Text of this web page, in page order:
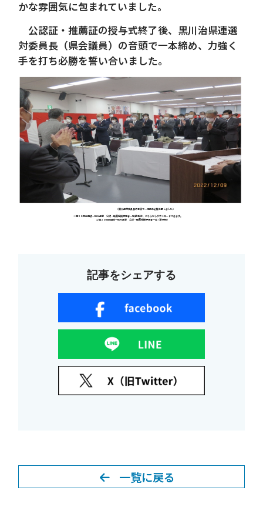
かな雰囲気に包まれていました。
公認証・推薦証の授与式終了後、黒川治県連選
対委員長（県会議員）の音頭で一本締め、力強く
手を打ち必勝を誓い合いました。
（黒川選対委員長の音頭で一本締め必勝を期しました）
※第２０回全国統一地方選挙 公認・推薦候補予定者一覧(最新)は、こちらからダウンロードできます。
⇒第２０回全国統一地方選挙 公認・推薦候補予定者一覧（最新版）
記事をシェアする
一覧に戻る